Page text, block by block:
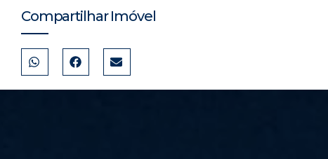
Compartilhar Imóvel